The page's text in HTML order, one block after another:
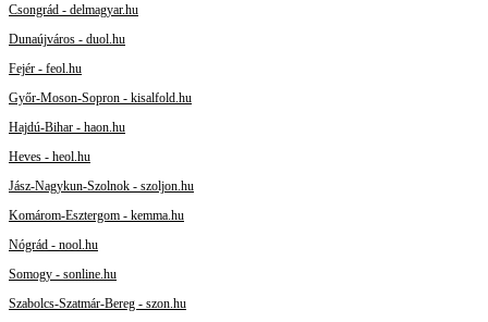
Csongrád - delmagyar.hu
Dunaújváros - duol.hu
Fejér - feol.hu
Győr-Moson-Sopron - kisalfold.hu
Hajdú-Bihar - haon.hu
Heves - heol.hu
Jász-Nagykun-Szolnok - szoljon.hu
Komárom-Esztergom - kemma.hu
Nógrád - nool.hu
Somogy - sonline.hu
Szabolcs-Szatmár-Bereg - szon.hu